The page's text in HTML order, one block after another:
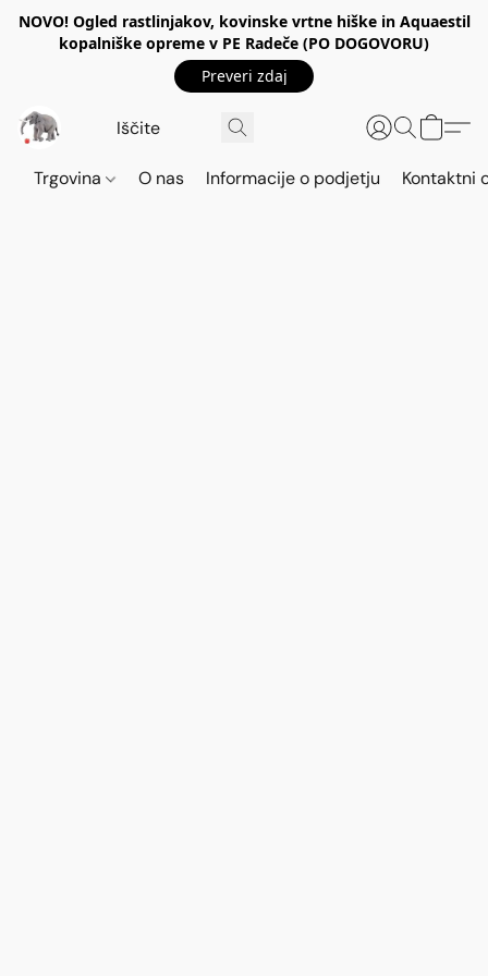
NOVO! Ogled rastlinjakov, kovinske vrtne hiške in Aquaestil
kopalniške opreme v PE Radeče (PO DOGOVORU)
Preveri zdaj
Trgovina O nas Informacije o podjetju Kontaktni